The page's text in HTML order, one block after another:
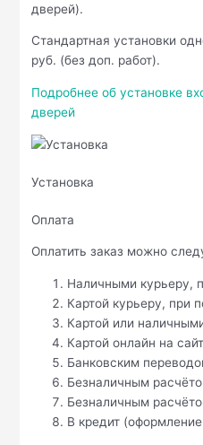
дверей).
Стандартная установки
руб. (без доп. работ).
Подробнее об установке
дверей
Установка
Оплата
Оплатить заказ можно
Наличными курьеру,
Картой курьеру, при
Картой или
Картой онлайн на
Банковским
Безналичным
Безналичным
В кредит